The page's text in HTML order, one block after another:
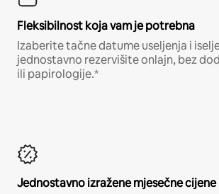
Fleksibilnost koja vam je potrebna
Izaberite tačne datume useljenja i
jednostavno rezervišite onlajn, bez
ili papirologije.*
Jednostavno izražene mjesečne cijene